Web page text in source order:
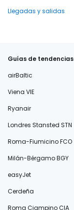
Llegadas y salidas
Guías de tendencias
airBaltic
Viena VIE
Ryanair
Londres Stansted STN
Roma-Fiumicino FCO
Milán-Bérgamo BGY
easyJet
Cerdeña
Roma Ciampino CIA